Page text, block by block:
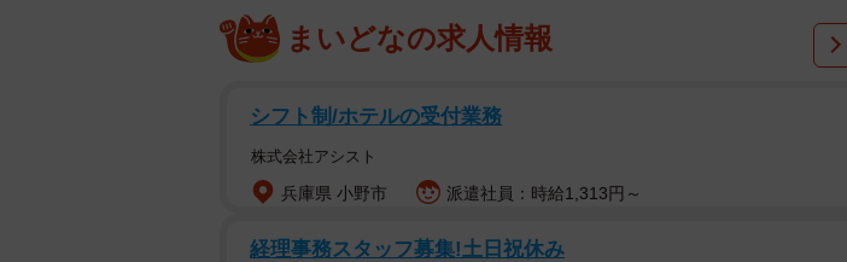
・6時半～16時半（休憩4時間）
・ガソリン代、保険自己負担
まいどなの求人情報
シフト制/ホテルの受付業務
株式会社アシスト
兵庫県 小野市 派遣社員：時給1,313円～
経理事務スタッフ募集!土日祝休み